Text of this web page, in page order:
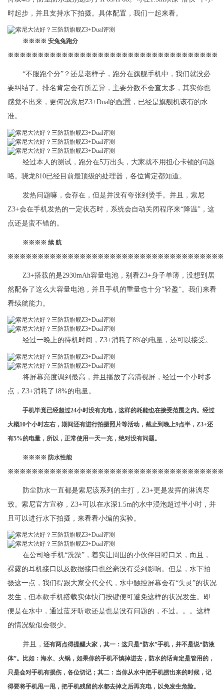
时起步，并且支持水下拍摄。具体配置，我们一起来看。
※※※※ 安兔兔跑分
※※※※※※※※※※※※※※※※※※※※※※※※※※※※※※※※※※※
“不服跑个分”？还是老样子，跑分在旗舰手机中，我们就没必
要纠结了。排名肯定会有所差异，主要分数不会查太多，其实你也
感觉不出来，更何况索尼Z3+Dual的配置，已经是旗舰机该有的水
准。
经过本人的测试，跑分在5万出头，大家就不用担心卡顿的问题
咯。骁龙810已经目前最顶级的处理器，各位肯定都知道。
发热问题嘛，会存在，但是并没有夸张到烫手。并且，索尼
Z3+会在手机发热的一定状态时，系统会自动关闭程序来“降温”，这
点还是蛮不错的。
※※※※ 续 航
Z3+搭载的是2930mAh容量电池，别看Z3+身子单薄，没想到居
然配备了这么大容量电池，并且手机的重量也十分“轻盈”。我们来看
看续航能力。
经过一晚上的待机时间，Z3+消耗了8%的电量，还可以接受。
将屏幕亮度调到最高，并且播放了高清视屏，经过一个小时多
点，Z3+消耗了18%的电量。
手机毕竟已经超过24小时没有充电，这样的耗能也在接受范围之内。经过
大概10个小时左右，期间还有进行拍摄照片等活动，截止到晚上9点半，Z3+还
有5%的电量，所以，正常使用一天一充，绝对没有问题。
※※※※ 防水性能
※※※※※※※※※※※※※※※※※※※※※※※※※※※※※※※※※※※※
防尘防水一直都是索尼该系列的主打，Z3+更是发挥的淋漓尽
致。索尼官方宣称，Z3+可以在水深1.5m的水中浸泡超过半小时，并
且可以进行水下拍摄，来看看小编的实验。
在公司给手机“洗澡”，着实让周围的小伙伴目瞪口呆，而且，
裸露的耳机接口以及数据接口也丝毫没有受到影响。但是，水下拍
摄这一点，我们得跟大家交代交代，水中触控屏幕会有“失灵”的状况
发生，但本款手机搭载实体快门按键便可避免这样的状况发生。即
便是在水中，通过蓝牙听歌还是也是没有问题的，不过。。。这样
的情况貌似会很少。
并且， 还有两点得提醒大家，其一：这只是“防水”手机，并不是说“防液
体”。比如：海水、火锅，如果你的手机不慎掉进去，防水的话肯定是管用的，
只是会对手机有损伤，各位切记；其二：当你从水中把手机捞出来的时候，记
得要将手机甩一甩，把手机残留的水都去掉之后再充电，以免发生危险。